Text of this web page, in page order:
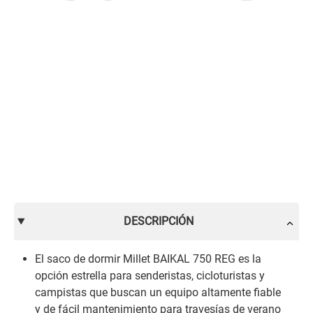
DESCRIPCIÓN
El saco de dormir Millet BAIKAL 750 REG es la
opción estrella para senderistas, cicloturistas y
campistas que buscan un equipo altamente fiable
y de fácil mantenimiento para travesías de verano